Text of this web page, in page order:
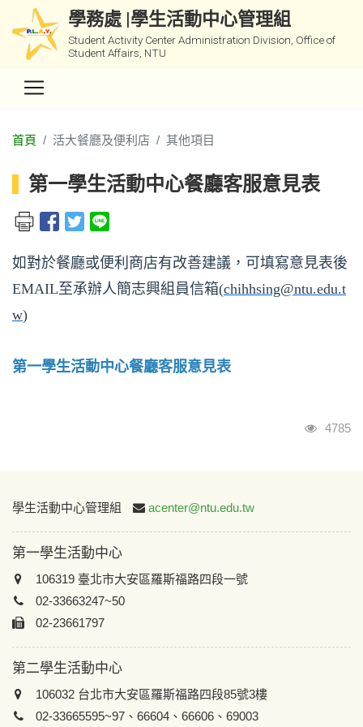
學務處 |學生活動中心管理組
Student Activity Center Administration Division, Office of
Student Affairs, NTU
首頁 活大餐廳及便利店 其他項目
第一學生活動中心餐廳客服意見表
如對於餐廳或便利商店有改善建議，可填寫意見表後
EMAIL至承辦人簡志興組員信箱(chihhsing@ntu.edu.t
w)
第一學生活動中心餐廳客服意見表
瀏覽人
4785
:::
學生活動中心管理組 acenter@ntu.edu.tw
第一學生活動中心
106319 臺北市大安區羅斯福路四段一號
02-33663247~50
02-23661797
第二學生活動中心
106032 台北市大安區羅斯福路四段85號3樓
02-33665595~97、66604、66606、69003